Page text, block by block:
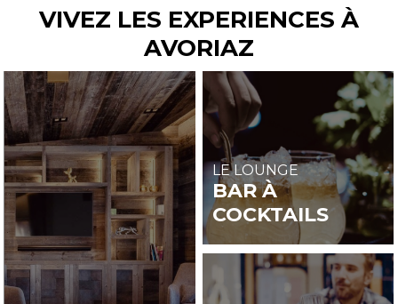
VIVEZ LES EXPERIENCES À
AVORIAZ
LE LOUNGE
BAR À
COCKTAILS